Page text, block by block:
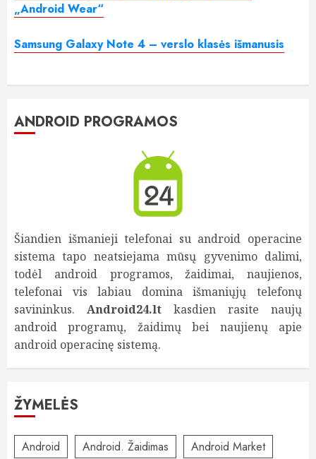
„Android Wear“
Samsung Galaxy Note 4 – verslo klasės išmanusis
ANDROID PROGRAMOS
Šiandien išmanieji telefonai su android operacine
sistema tapo neatsiejama mūsų gyvenimo dalimi,
todėl android programos, žaidimai, naujienos,
telefonai vis labiau domina išmaniųjų telefonų
savininkus. Android24.lt kasdien rasite naujų
android programų, žaidimų bei naujienų apie
android operacinę sistemą.
ŽYMELĖS
Android Android. Žaidimas
Android Market